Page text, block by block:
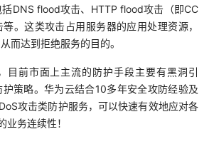
括DNS flood攻击、HTTP flood攻击（即CC
。这类攻击占用服务器的应用处理资源，
而达到拒绝服务的目的。
目前市面上主流的防护手段主要有黑洞引
策略。华为云结合10多年安全攻防经验及
攻击类防护服务，可以快速有效地应对各
业务连续性！